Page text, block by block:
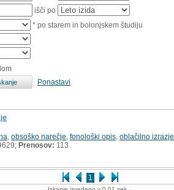
išči po
* po starem in bolonjskem študiju
Ponastavi
1
obsoško narečje fonološki opis oblačilno izrazje
Prenosov: 113